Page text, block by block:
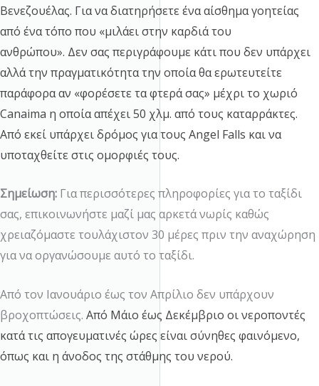
Βενεζουέλας. Για να διατηρήσετε ένα αίσθημα γοητείας
από ένα τόπο που «μιλάει στην καρδιά του
ανθρώπου». Δεν σας περιγράφουμε κάτι που δεν υπάρχει
αλλά την πραγματικότητα την οποία θα ερωτευτείτε
παράφορα αν «φορέσετε τα φτερά σας» μέχρι το χωριό
Canaima η οποία απέχει 50 χλμ. από τους καταρράκτες.
Από εκεί υπάρχει δρόμος για τους Angel Falls και να
υποταχθείτε στις ομορφιές τους.
Σημείωση: Για περισσότερες πληροφορίες για το ταξίδι
σας, επικοινωνήστε μαζί μας αρκετά νωρίς καθώς
χρειαζόμαστε τουλάχιστον 30 μέρες πριν την αναχώρηση
για να οργανώσουμε αυτό το ταξίδι.
Από τον Ιανουάριο έως τον Απρίλιο δεν υπάρχουν
βροχοπτώσεις. Από Μάιο έως Δεκέμβριο οι νεροποντές
κατά τις απογευματινές ώρες είναι σύνηθες φαινόμενο,
όπως και η άνοδος της στάθμης του νερού.